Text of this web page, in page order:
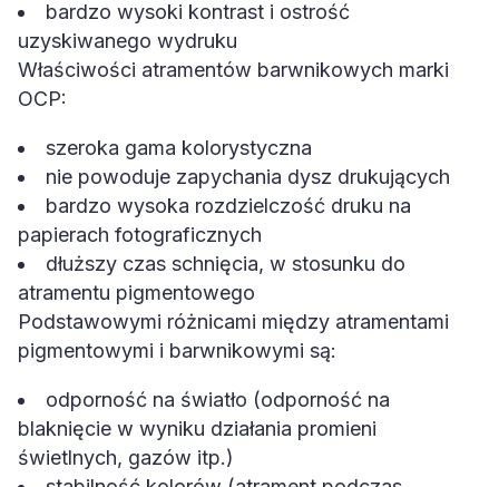
bardzo wysoki kontrast i ostrość
uzyskiwanego wydruku
Właściwości atramentów barwnikowych marki
OCP:
szeroka gama kolorystyczna
nie powoduje zapychania dysz drukujących
bardzo wysoka rozdzielczość druku na
papierach fotograficznych
dłuższy czas schnięcia, w stosunku do
atramentu pigmentowego
Podstawowymi różnicami między atramentami
pigmentowymi i barwnikowymi są:
odporność na światło (odporność na
blaknięcie w wyniku działania promieni
świetlnych, gazów itp.)